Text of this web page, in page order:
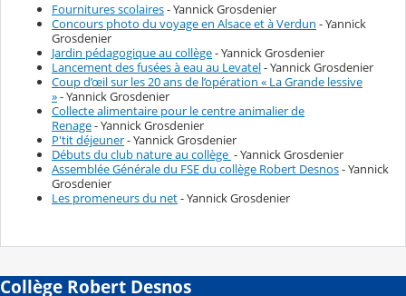
Fournitures scolaires- Yannick Grosdenier
Concours photo du voyage en Alsace et à Verdun - Yannick
Grosdenier
Jardin pédagogique au collège- Yannick Grosdenier
Lancement des fusées à eau au Levatel- Yannick Grosdenier
Coup d’œil sur les 20 ans de l’opération « La Grande lessive
»- Yannick Grosdenier
Collecte alimentaire pour le centre animalier de
Renage- Yannick Grosdenier
P'tit déjeuner- Yannick Grosdenier
Débuts du club nature au collège - Yannick Grosdenier
Assemblée Générale du FSE du collège Robert Desnos- Yannick
Grosdenier
Les promeneurs du net- Yannick Grosdenier
Collège Robert Desnos